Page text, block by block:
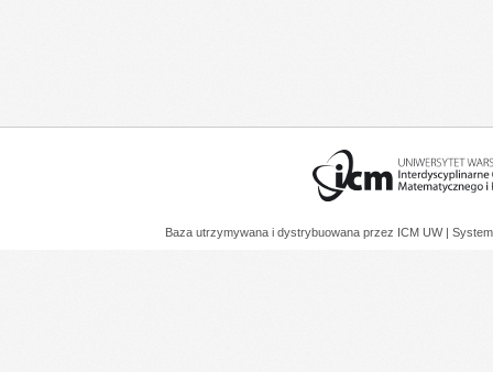
Baza utrzymywana i dystrybuowana przez ICM UW |